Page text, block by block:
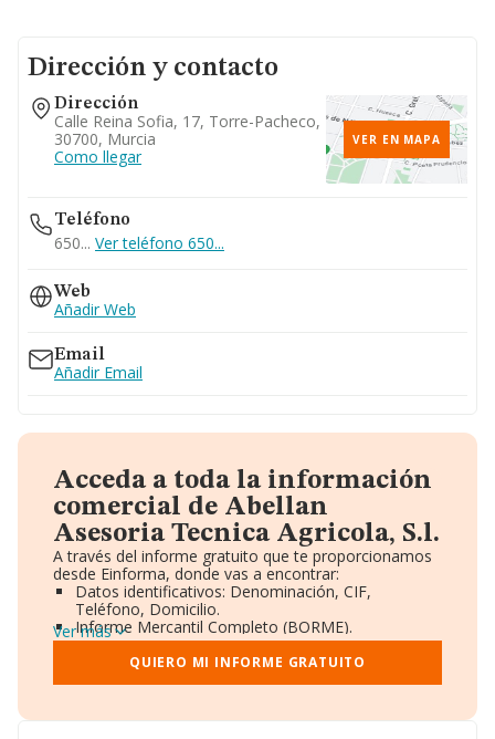
Dirección y contacto
Dirección
Calle Reina Sofia, 17, Torre-Pacheco,
30700, Murcia
Como llegar
VER EN MAPA
Teléfono
650... Ver teléfono 650...
Web
Añadir Web
Email
Añadir Email
Acceda a toda la información
comercial de Abellan
Asesoria Tecnica Agricola, S.l.
A través del informe gratuito que te proporcionamos
desde Einforma, donde vas a encontrar:
Datos identificativos: Denominación, CIF,
Teléfono, Domicilio.
Informe Mercantil Completo (BORME).
Gráficos de Evolución Ventas y Empleados.
Consejo de Administración y Administradores.
Directivos y Ejecutivos.
Ver más
QUIERO MI INFORME GRATUITO